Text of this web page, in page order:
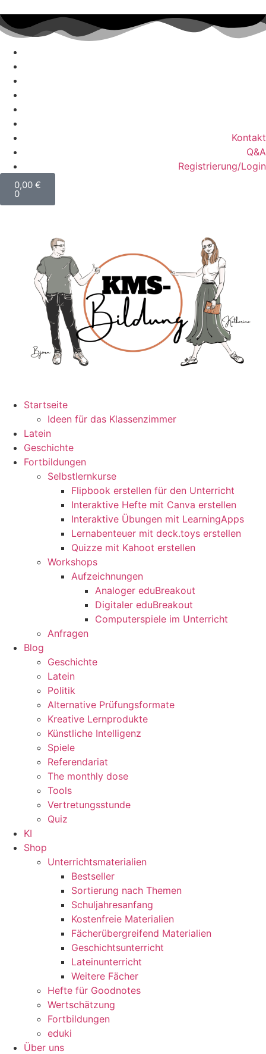
Kontakt
Q&A
Registrierung/Login
0,00 €
0
Startseite
Ideen für das Klassenzimmer
Latein
Geschichte
Fortbildungen
Selbstlernkurse
Flipbook erstellen für den Unterricht
Interaktive Hefte mit Canva erstellen
Interaktive Übungen mit LearningApps
Lernabenteuer mit deck.toys erstellen
Quizze mit Kahoot erstellen
Workshops
Aufzeichnungen
Analoger eduBreakout
Digitaler eduBreakout
Computerspiele im Unterricht
Anfragen
Blog
Geschichte
Latein
Politik
Alternative Prüfungsformate
Kreative Lernprodukte
Künstliche Intelligenz
Spiele
Referendariat
The monthly dose
Tools
Vertretungsstunde
Quiz
KI
Shop
Unterrichtsmaterialien
Bestseller
Sortierung nach Themen
Schuljahresanfang
Kostenfreie Materialien
Fächerübergreifend Materialien
Geschichtsunterricht
Lateinunterricht
Weitere Fächer
Hefte für Goodnotes
Wertschätzung
Fortbildungen
eduki
Über uns